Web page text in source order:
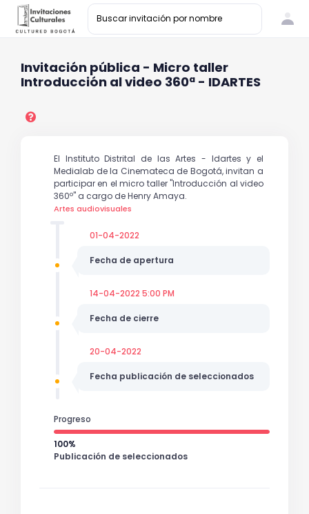
Invitación pública - Micro taller
Introducción al video 360ª - IDARTES
El Instituto Distrital de las Artes - Idartes y el
Medialab de la Cinemateca de Bogotá, invitan a
participar en el micro taller "Introducción al video
360º" a cargo de Henry Amaya.
Artes audiovisuales
01-04-2022
Fecha de apertura
14-04-2022 5:00 PM
Fecha de cierre
20-04-2022
Fecha publicación de seleccionados
Progreso
100%
Publicación de seleccionados